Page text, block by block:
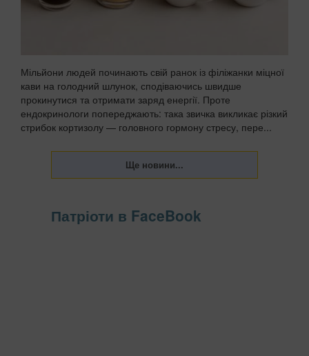
Мільйони людей починають свій ранок із філіжанки міцної
кави на голодний шлунок, сподіваючись швидше
прокинутися та отримати заряд енергії. Проте
ендокринологи попереджають: така звичка викликає різкий
стрибок кортизолу — головного гормону стресу, пере...
Патріоти в FaceBook